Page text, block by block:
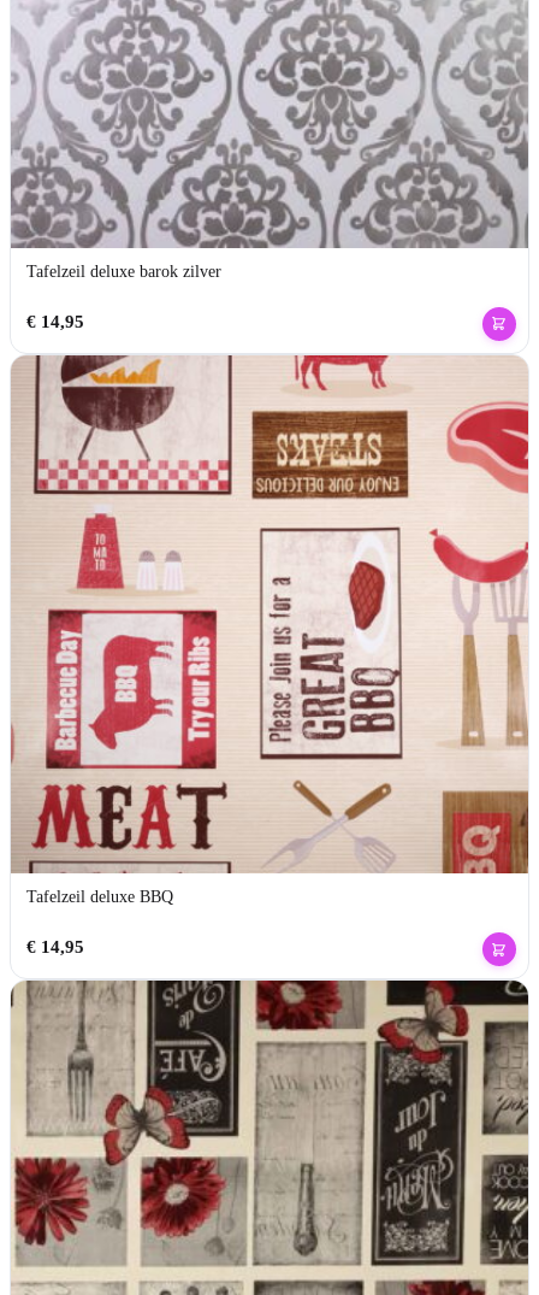
Tafelzeil deluxe barok zilver
€14,95
Tafelzeil deluxe BBQ
€14,95